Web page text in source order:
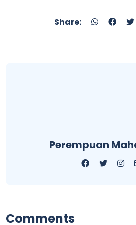
Share:
Perempuan
Comments